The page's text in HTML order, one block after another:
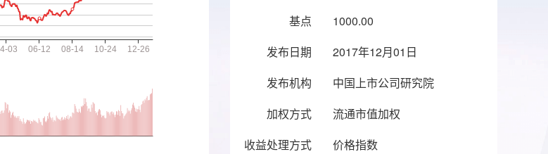
基点
1000.00
发布日期
2017年12月01日
发布机构
中国上市公司研究院
加权方式
流通市值加权
收益处理方式
价格指数